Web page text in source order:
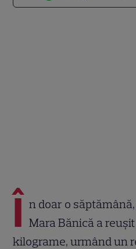
Î n doar o
Mara Bănică a
kilograme, urmând un